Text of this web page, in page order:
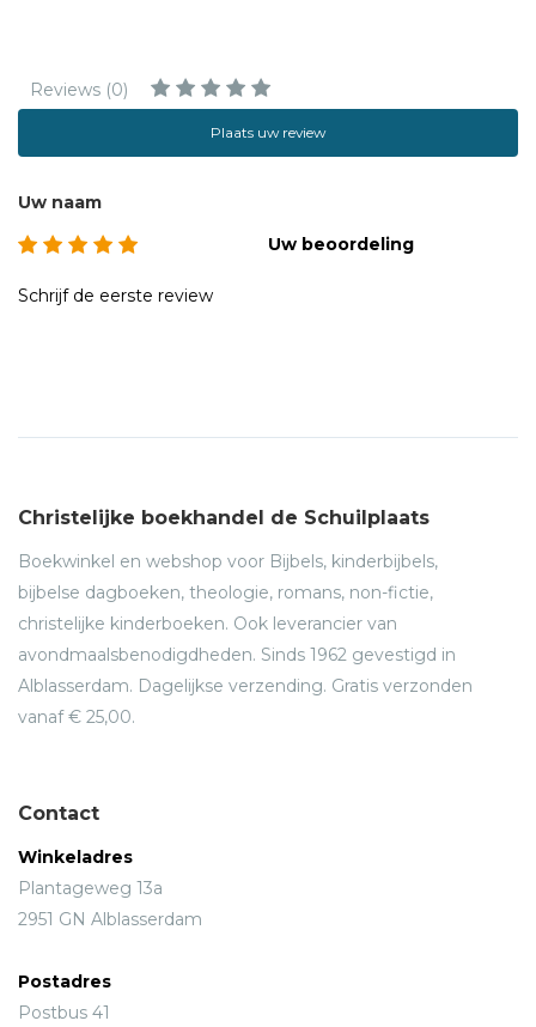
Fundamentum Vaticanum Joseph Ratzinger - Benedictus
Reviews (0)
Plaats uw review
Uw naam
Uw beoordeling
Schrijf de eerste review
Christelijke boekhandel de Schuilplaats
Boekwinkel en webshop voor Bijbels, kinderbijbels,
bijbelse dagboeken, theologie, romans, non-fictie,
christelijke kinderboeken. Ook leverancier van
avondmaalsbenodigdheden. Sinds 1962 gevestigd in
Alblasserdam. Dagelijkse verzending. Gratis verzonden
vanaf € 25,00.
Contact
Winkeladres
Plantageweg 13a
2951 GN Alblasserdam
Postadres
Postbus 41